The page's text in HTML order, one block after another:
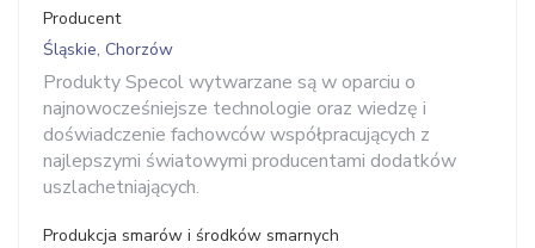
Producent
Śląskie, Chorzów
Produkty Specol wytwarzane są w oparciu o
najnowocześniejsze technologie oraz wiedzę i
doświadczenie fachowców współpracujących z
najlepszymi światowymi producentami dodatków
uszlachetniających.
Produkcja smarów i środków smarnych